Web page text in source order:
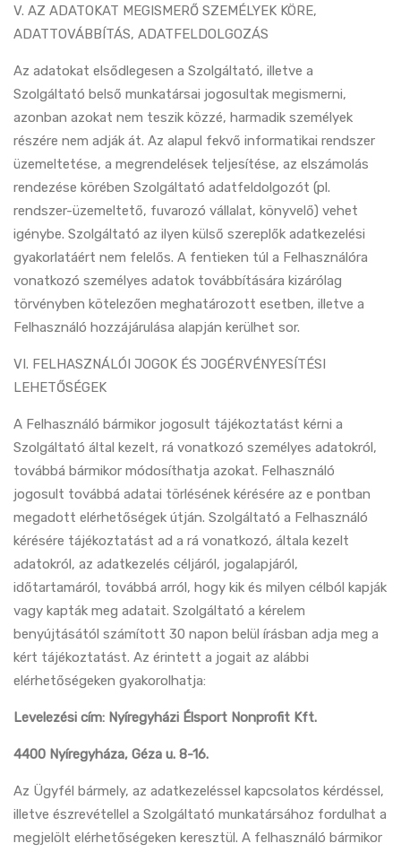
V. AZ ADATOKAT MEGISMERŐ SZEMÉLYEK KÖRE,
ADATTOVÁBBÍTÁS, ADATFELDOLGOZÁS
Az adatokat elsődlegesen a Szolgáltató, illetve a
Szolgáltató belső munkatársai jogosultak megismerni,
azonban azokat nem teszik közzé, harmadik személyek
részére nem adják át. Az alapul fekvő informatikai rendszer
üzemeltetése, a megrendelések teljesítése, az elszámolás
rendezése körében Szolgáltató adatfeldolgozót (pl.
rendszer-üzemeltető, fuvarozó vállalat, könyvelő) vehet
igénybe. Szolgáltató az ilyen külső szereplők adatkezelési
gyakorlatáért nem felelős. A fentieken túl a Felhasználóra
vonatkozó személyes adatok továbbítására kizárólag
törvényben kötelezően meghatározott esetben, illetve a
Felhasználó hozzájárulása alapján kerülhet sor.
VI. FELHASZNÁLÓI JOGOK ÉS JOGÉRVÉNYESÍTÉSI
LEHETŐSÉGEK
A Felhasználó bármikor jogosult tájékoztatást kérni a
Szolgáltató által kezelt, rá vonatkozó személyes adatokról,
továbbá bármikor módosíthatja azokat. Felhasználó
jogosult továbbá adatai törlésének kérésére az e pontban
megadott elérhetőségek útján. Szolgáltató a Felhasználó
kérésére tájékoztatást ad a rá vonatkozó, általa kezelt
adatokról, az adatkezelés céljáról, jogalapjáról,
időtartamáról, továbbá arról, hogy kik és milyen célból kapják
vagy kapták meg adatait. Szolgáltató a kérelem
benyújtásától számított 30 napon belül írásban adja meg a
kért tájékoztatást. Az érintett a jogait az alábbi
elérhetőségeken gyakorolhatja:
Levelezési cím: Nyíregyházi Élsport Nonprofit Kft.
4400 Nyíregyháza, Géza u. 8-16.
Az Ügyfél bármely, az adatkezeléssel kapcsolatos kérdéssel,
illetve észrevétellel a Szolgáltató munkatársához fordulhat a
megjelölt elérhetőségeken keresztül. A felhasználó bármikor